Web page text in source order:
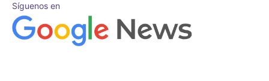
Síguenos en